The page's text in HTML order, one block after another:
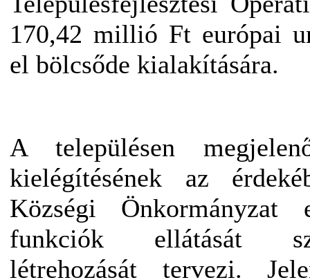
170,42 millió Ft európai
el bölcsőde kialakítására.
A településen
kielégítésének az
Községi
funkciók ellátását
létrehozását tervezi.